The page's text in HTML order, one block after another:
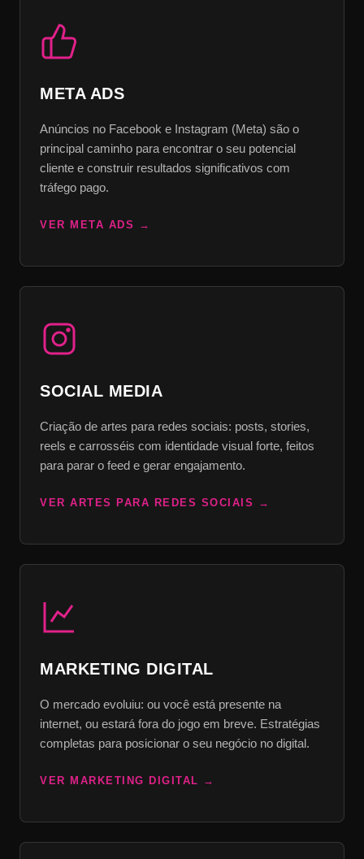
META ADS
Anúncios no Facebook e Instagram (Meta) são o
principal caminho para encontrar o seu potencial
cliente e construir resultados significativos com
tráfego pago.
VER META ADS
SOCIAL MEDIA
Criação de artes para redes sociais: posts, stories,
reels e carrosséis com identidade visual forte, feitos
para parar o feed e gerar engajamento.
VER ARTES PARA REDES SOCIAIS
MARKETING DIGITAL
O mercado evoluiu: ou você está presente na
internet, ou estará fora do jogo em breve. Estratégias
completas para posicionar o seu negócio no digital.
VER MARKETING DIGITAL